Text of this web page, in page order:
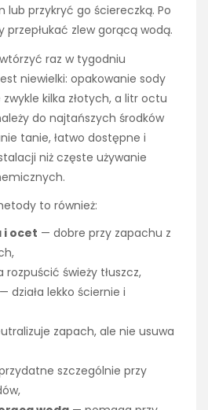
lub przykryć go ściereczką. Po
przepłukać zlew gorącą wodą.
raz w tygodniu
niewielki: opakowanie sody
kilka złotych, a litr octu
do najtańszych środków
tanie, łatwo dostępne i
niż częste używanie
to również:
i ocet — dobre przy zapachu z
świeży tłuszcz,
— działa lekko ściernie i
zapach, ale nie usuwa
szczególnie przy